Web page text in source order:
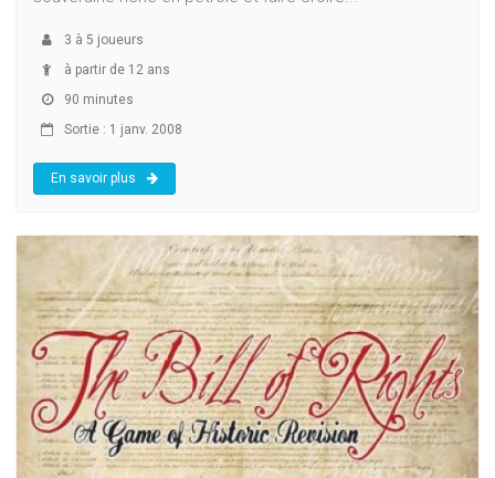
3 à 5 joueurs
à partir de 12 ans
90 minutes
Sortie : 1 janv. 2008
En savoir plus